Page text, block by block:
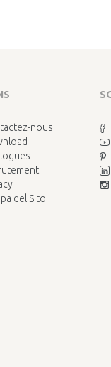
nous
del Sito